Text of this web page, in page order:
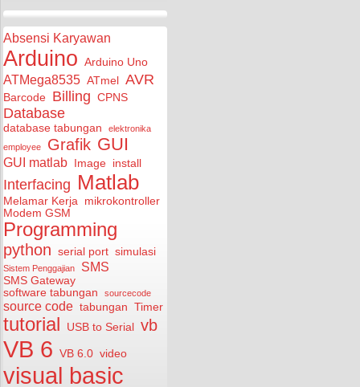
Absensi Karyawan
Arduino Arduino Uno
ATMega8535 ATmel AVR
Barcode Billing CPNS
Database
database tabungan
elektronika
employee
Grafik GUI
GUI matlab Image install
Interfacing Matlab
Melamar Kerja mikrokontroller
Modem GSM
Programming
python serial port simulasi
Sistem Penggajian SMS
SMS Gateway
software tabungan
sourcecode
source code tabungan Timer
tutorial USB to Serial vb
VB 6 VB 6.0 video
visual basic